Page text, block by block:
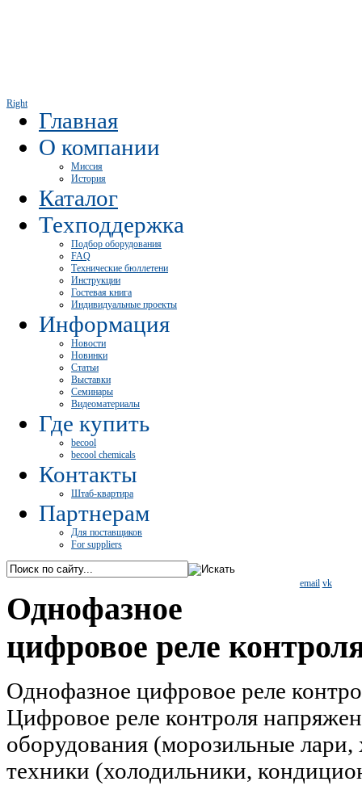
Right
Главная
О компании
Миссия
История
Каталог
Техподдержка
Подбор оборудования
FAQ
Технические бюллетени
Инструкции
Гостевая книга
Индивидуальные проекты
Информация
Новости
Новинки
Статьи
Выставки
Семинары
Видеоматериалы
Где купить
becool
becool chemicals
Контакты
Штаб-квартира
Партнерам
Для поставщиков
For suppliers
email vk
Однофазное
цифровое реле
Однофазное цифровое реле
Цифровое реле контроля
оборудования (морозильные
техники (холодильники,